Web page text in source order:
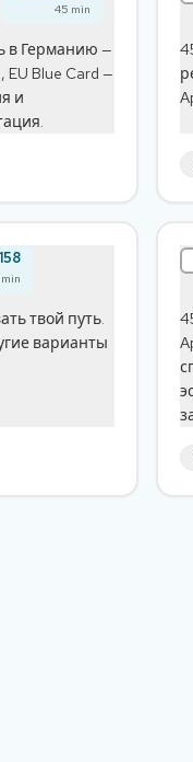
45 min
в Германию —
EU Blue Card —
и
min
твой путь.
варианты